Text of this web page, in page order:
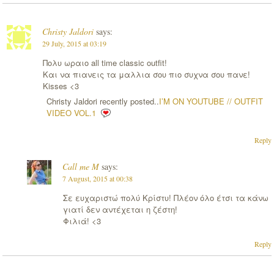
Christy Jaldori says:
29 July, 2015 at 03:19
Πολυ ωραιο all time classic outfit!
Και να πιανεις τα μαλλια σου πιο συχνα σου πανε!
Kisses <3
Christy Jaldori recently posted..I’M ON YOUTUBE // OUTFIT
VIDEO VOL.1
Reply
Call me M says:
7 August, 2015 at 00:38
Σε ευχαριστώ πολύ Κρίστυ! Πλέον όλο έτσι τα κάνω
γιατί δεν αντέχεται η ζέστη!
Φιλιά! <3
Reply